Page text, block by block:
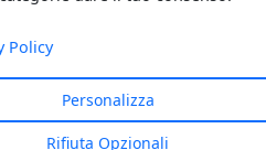
Policy
Personalizza
Rifiuta Opzionali